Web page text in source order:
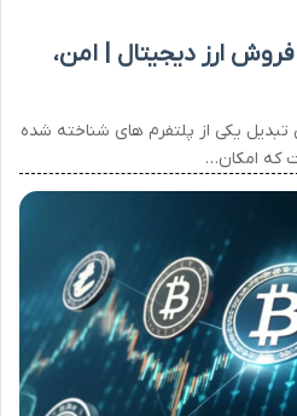
ارز دیجیتال | امن،
تبدیل یکی از پلتفرم های شناخته شده
که امکان…